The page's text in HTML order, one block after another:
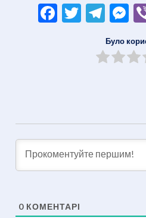
Facebook
Twitter
Було
0 КОМЕНТАРІ